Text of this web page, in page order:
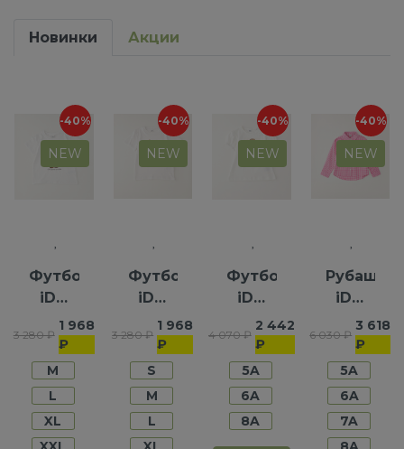
Новинки Акции
-40%
NEW
Футболка
iDO
для
девочек
3 280 ₽
1 968
₽
M
L
XL
-40%
NEW
Футболка
iDO
для
мальчиков
3 280 ₽
1 968
₽
S
M
L
-40%
NEW
Футболка
iDO
для
девочек
4 070 ₽
2 442
₽
5A
6A
8A
-40%
NEW
Рубашка
iDO
для
девочек
6 030 ₽
3 618
₽
5A
6A
7A